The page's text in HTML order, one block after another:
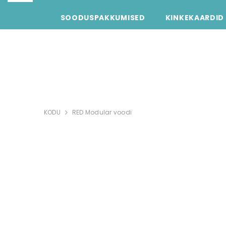
SOODUSPAKKUMISED KINKEKAARDID
KODU RED Modular voodi